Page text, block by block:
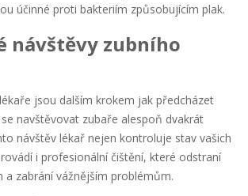
účinné proti bakteriím způsobujícím plak.
návštěvy zubního
jsou dalším krokem jak předcházet
navštěvovat zubaře alespoň dvakrát
návštěv lékař nejen kontroluje stav vašich
i profesionální čištění, které odstraní
a zabrání vážnějším problémům.